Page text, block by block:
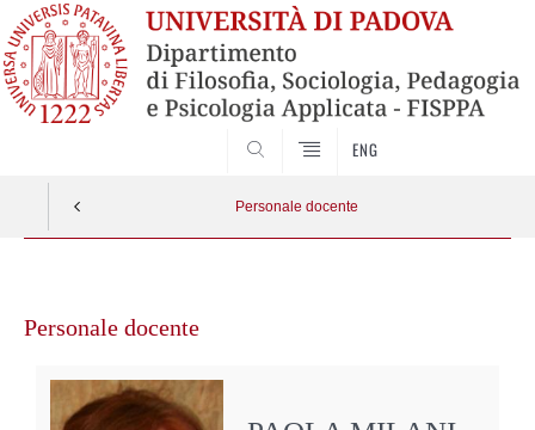
ENG
Personale docente
contenuto
Personale docente